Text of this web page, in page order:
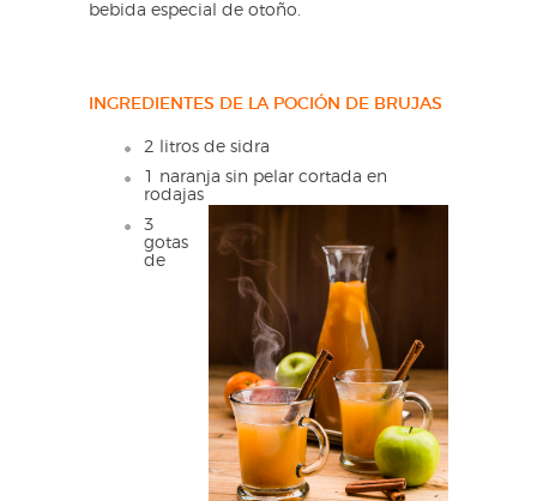
bebida especial de otoño.
INGREDIENTES DE LA POCIÓN DE BRUJAS
2 litros de sidra
1 naranja sin pelar cortada en
rodajas
3
gotas
de